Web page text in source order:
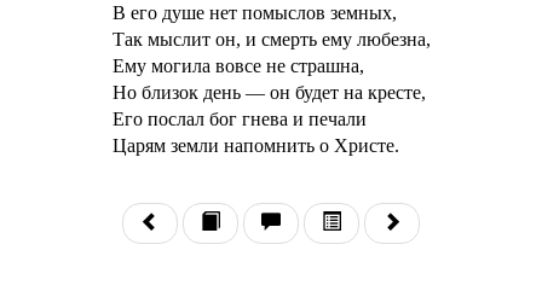
В его душе нет помыслов земных,
Так мыслит он, и смерть ему любезна,
Ему могила вовсе не страшна,
Но близок день — он будет на кресте,
Его послал бог гнева и печали
Царям земли напомнить о Христе.